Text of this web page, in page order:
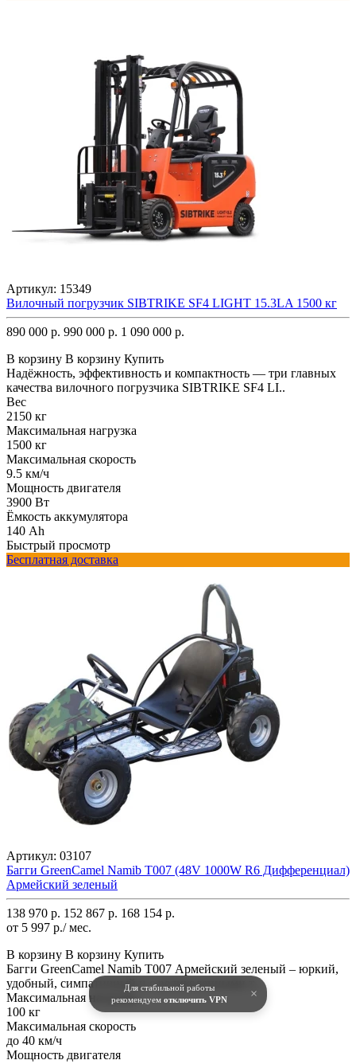
Для стабильной работы
рекомендуем отключить VPN ×
Артикул: 15349
Вилочный погрузчик SIBTRIKE SF4 LIGHT 15.3LA 1500 кг
890 000 р. 990 000 р. 1 090 000 р.
В корзину В корзину Купить
Надёжность, эффективность и компактность — три главных
качества вилочного погрузчика SIBTRIKE SF4 LI..
Вес
2150 кг
Максимальная нагрузка
1500 кг
Максимальная скорость
9.5 км/ч
Мощность двигателя
3900 Вт
Ёмкость аккумулятора
140 Ah
Быстрый просмотр
Бесплатная доставка
Артикул: 03107
Багги GreenCamel Namib T007 (48V 1000W R6 Дифференциал)
Армейский зеленый
138 970 р. 152 867 р. 168 154 р.
от 5 997 р./ мес.
В корзину В корзину Купить
Багги GreenCamel Namib T007 Армейский зеленый – юркий,
удобный, симпатичный и с великолепными т..
Максимальная нагрузка
100 кг
Максимальная скорость
до 40 км/ч
Мощность двигателя